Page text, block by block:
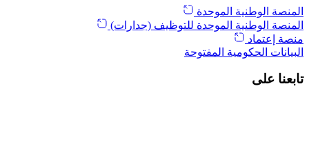
المنصة الوطنية الموحدة
المنصة الوطنية الموحدة للتوظيف (جدارات)
منصة إعتماد
البيانات الحكومية المفتوحة
تابعنا على